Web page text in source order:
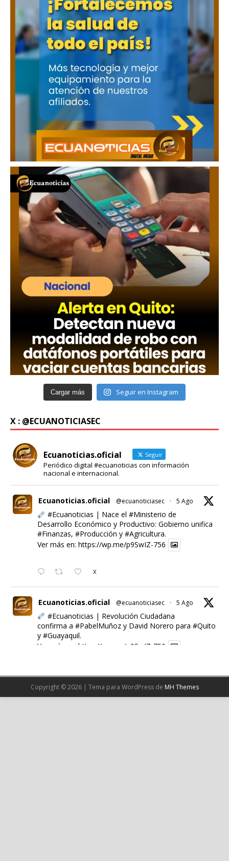
Cargar más Seguir en Instagram
X : @ECUANOTICIASEC
Ecuanoticias.oficial Seguir
Periódico digital #ecuanoticias con información
nacional e internacional.
Ecuanoticias.oficial @ecuanoticiasec · 5 Ago
#Ecuanoticias | Nace el #Ministerio de
Desarrollo Económico y Productivo: Gobierno unifica
#Finanzas, #Producción y #Agricultura.
Ver más en: https://wp.me/p9SwIZ-756
X
Ecuanoticias.oficial @ecuanoticiasec · 5 Ago
#Ecuanoticias | Revolución Ciudadana
confirma a #PabelMuñoz y David Norero para #Quito
y #Guayaquil.
Ver más en: https://wp.me/p9SwIZ-750
Cargar más
Copyright © 2026 | Tema para WordPress de MH Themes